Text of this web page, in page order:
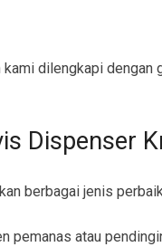
dilengkapi dengan
Dispenser
berbagai jenis
pemanas atau